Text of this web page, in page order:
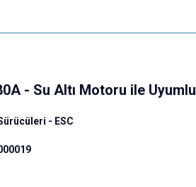
- Su Altı Motoru ile Uyumlu
- ESC